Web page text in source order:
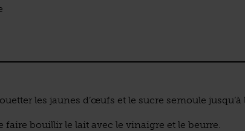
les jaunes d’œufs et le sucre semoule
faire bouillir le lait avec le vinaigre et le beurre.